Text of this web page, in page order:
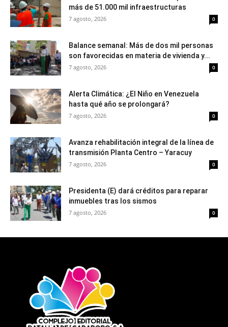
más de 51.000 mil infraestructuras
7 agosto, 2026 0
Balance semanal: Más de dos mil personas
son favorecidas en materia de vivienda y...
7 agosto, 2026 0
Alerta Climática: ¿El Niño en Venezuela
hasta qué año se prolongará?
7 agosto, 2026 0
Avanza rehabilitación integral de la línea de
transmisión Planta Centro – Yaracuy
7 agosto, 2026 0
Presidenta (E) dará créditos para reparar
inmuebles tras los sismos
7 agosto, 2026 0